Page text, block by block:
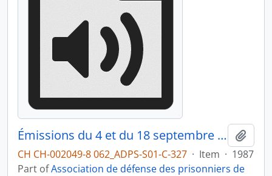
Émissions du 4 et du 18 septembre 1987
CH CH-002049-8 062_ADPS-S01-C-327 · Item · 1987
Part ofAssociation de défense des prisonniers de